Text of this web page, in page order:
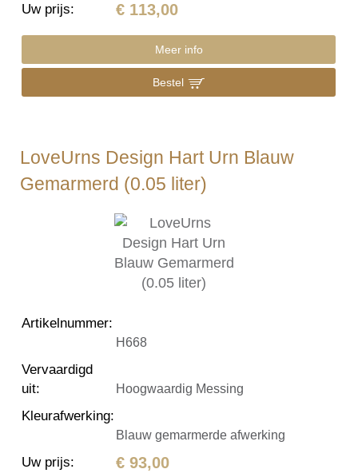
Uw prijs: € 113,00
Meer info
Bestel
LoveUrns Design Hart Urn Blauw
Gemarmerd (0.05 liter)
Artikelnummer:
H668
Vervaardigd
uit: Hoogwaardig Messing
Kleurafwerking:
Blauw gemarmerde afwerking
Uw prijs: € 93,00